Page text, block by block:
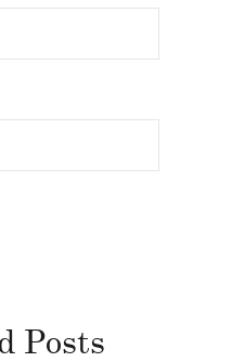
Posts